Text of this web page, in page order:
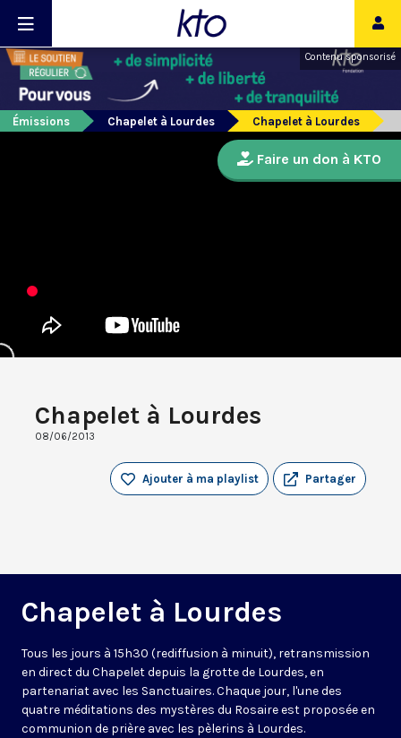
Contenu sponsorisé
Émissions Chapelet à Lourdes Chapelet à Lourdes
Chapelet à Lourdes
08/06/2013
Partager
Ajouter à ma playlist
Chapelet à Lourdes
Tous les jours à 15h30 (rediffusion à minuit), retransmission
en direct du Chapelet depuis la grotte de Lourdes, en
partenariat avec les Sanctuaires. Chaque jour, l'une des
quatre méditations des mystères du Rosaire est proposée en
communion de prière avec les pèlerins à Lourdes.
Faire un don à KTO